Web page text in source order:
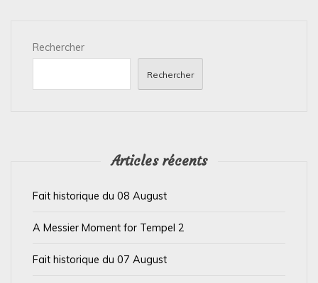
Rechercher
Rechercher
Articles récents
Fait historique du 08 August
A Messier Moment for Tempel 2
Fait historique du 07 August